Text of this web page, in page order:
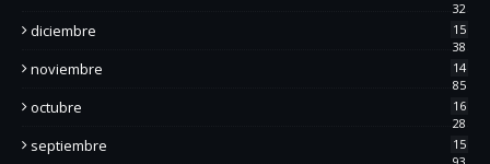
32
diciembre
15
38
noviembre
14
85
octubre
16
28
septiembre
15
93